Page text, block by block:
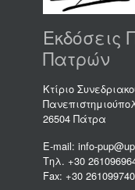
Εκδόσεις
Πατρών
Κτίριο
26504 Πάτρα
E-mail: info-
Τηλ. +30
Fax: +30